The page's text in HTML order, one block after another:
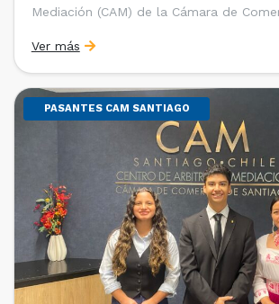
Mediación (CAM) de la Cámara de
del CAM Santiago, Ximena Vial; y el
la CCS, Carlos Soublette, sostuvieron
Ver más
PASANTES CAM SANTIAGO